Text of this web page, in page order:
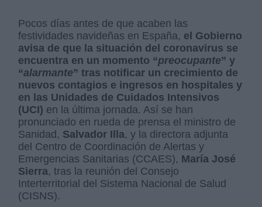
Pocos días antes de que acaben las
festividades navideñas en España, el Gobierno
avisa de que la situación del coronavirus se
encuentra en un momento “preocupante” y
“alarmante” tras notificar un crecimiento de
nuevos contagios e ingresos en hospitales y
en las Unidades de Cuidados Intensivos
(UCI) en la última jornada. Así se han
pronunciado en rueda de prensa el ministro de
Sanidad, Salvador Illa, y la directora adjunta
del Centro de Coordinación de Alertas y
Emergencias Sanitarias (CCAES), María José
Sierra, tras la reunión del Consejo
Interterritorial del Sistema Nacional de Salud
(CISNS).